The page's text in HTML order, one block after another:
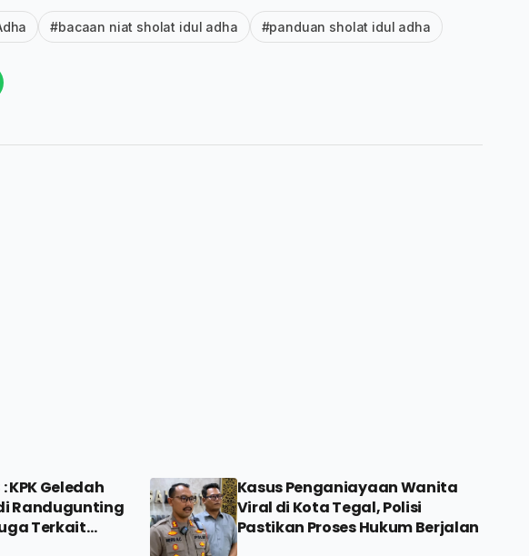
#bacaan niat sholat idul adha #panduan sholat idul adha
: KPK Geledah
Randugunting
Terkait
Kasus Penganiayaan Wanita
Viral di Kota Tegal, Polisi
Pastikan Proses Hukum Berjalan